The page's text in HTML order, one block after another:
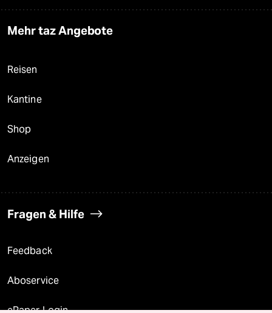
Mehr taz Angebote
Reisen
Kantine
Shop
Anzeigen
Fragen & Hilfe
Feedback
Aboservice
ePaper Login